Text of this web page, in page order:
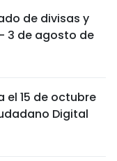
de divisas y
3 de agosto de
el 15 de octubre
Digital